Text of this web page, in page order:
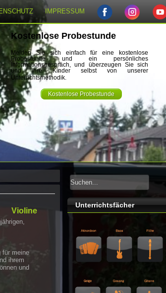
Kostenlose Probestunde
Melden Sie sich einfach für eine kostenlose
Probestunde und ein persönliches
Informationsgespräch, und überzeugen Sie sich
und ihre Kinder selbst von unserer
Unterrichtsmethodik.
Kostenlose Probestunde
IMPRESSUM
Violine
für meine
ihrem
und
Unterrichtsfächer